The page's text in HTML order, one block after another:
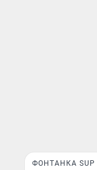
ФОНТАНКА SUP